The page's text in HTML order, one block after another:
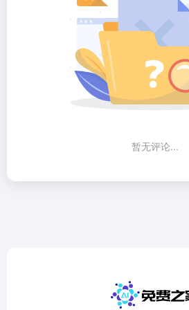
暂无评论...